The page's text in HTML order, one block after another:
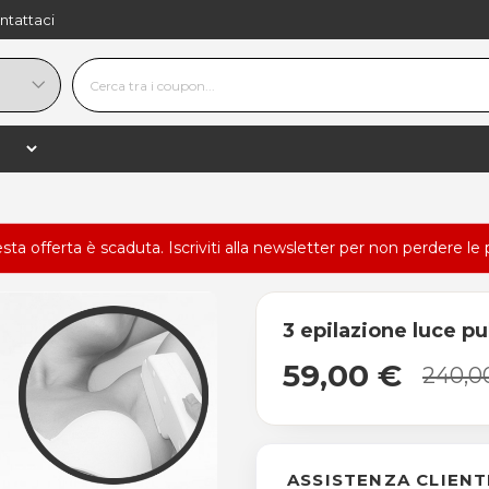
offerta è scaduta. Iscriviti alla newsletter per non perdere le
3 epilazione luce
59,00 €
ASSISTENZA